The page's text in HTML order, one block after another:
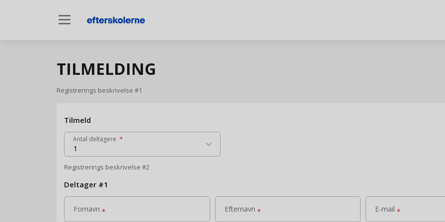
dehaze
TILMELDING
Registrerings beskrivelse #1
Tilmeld
1
Antal deltagere * keyboard_arrow_down
Registrerings beskrivelse #2
Deltager #1
Fornavn * Efternavn * E-mail *